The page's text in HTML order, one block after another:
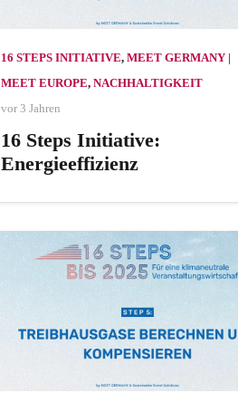
16 STEPS INITIATIVE,MEET GERMANY |
MEET EUROPE,NACHHALTIGKEIT
vor 3 Jahren
16 Steps Initiative:
Energieeffizienz